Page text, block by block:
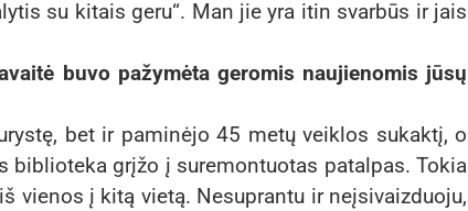
su kitais geru“. Man jie yra itin svarbūs ir jais
buvo pažymėta geromis naujienomis jūsų
bet ir paminėjo 45 metų veiklos sukaktį, o
biblioteka grįžo į suremontuotas patalpas. Tokia
vienos į kitą vietą. Nesuprantu ir neįsivaizduoju,